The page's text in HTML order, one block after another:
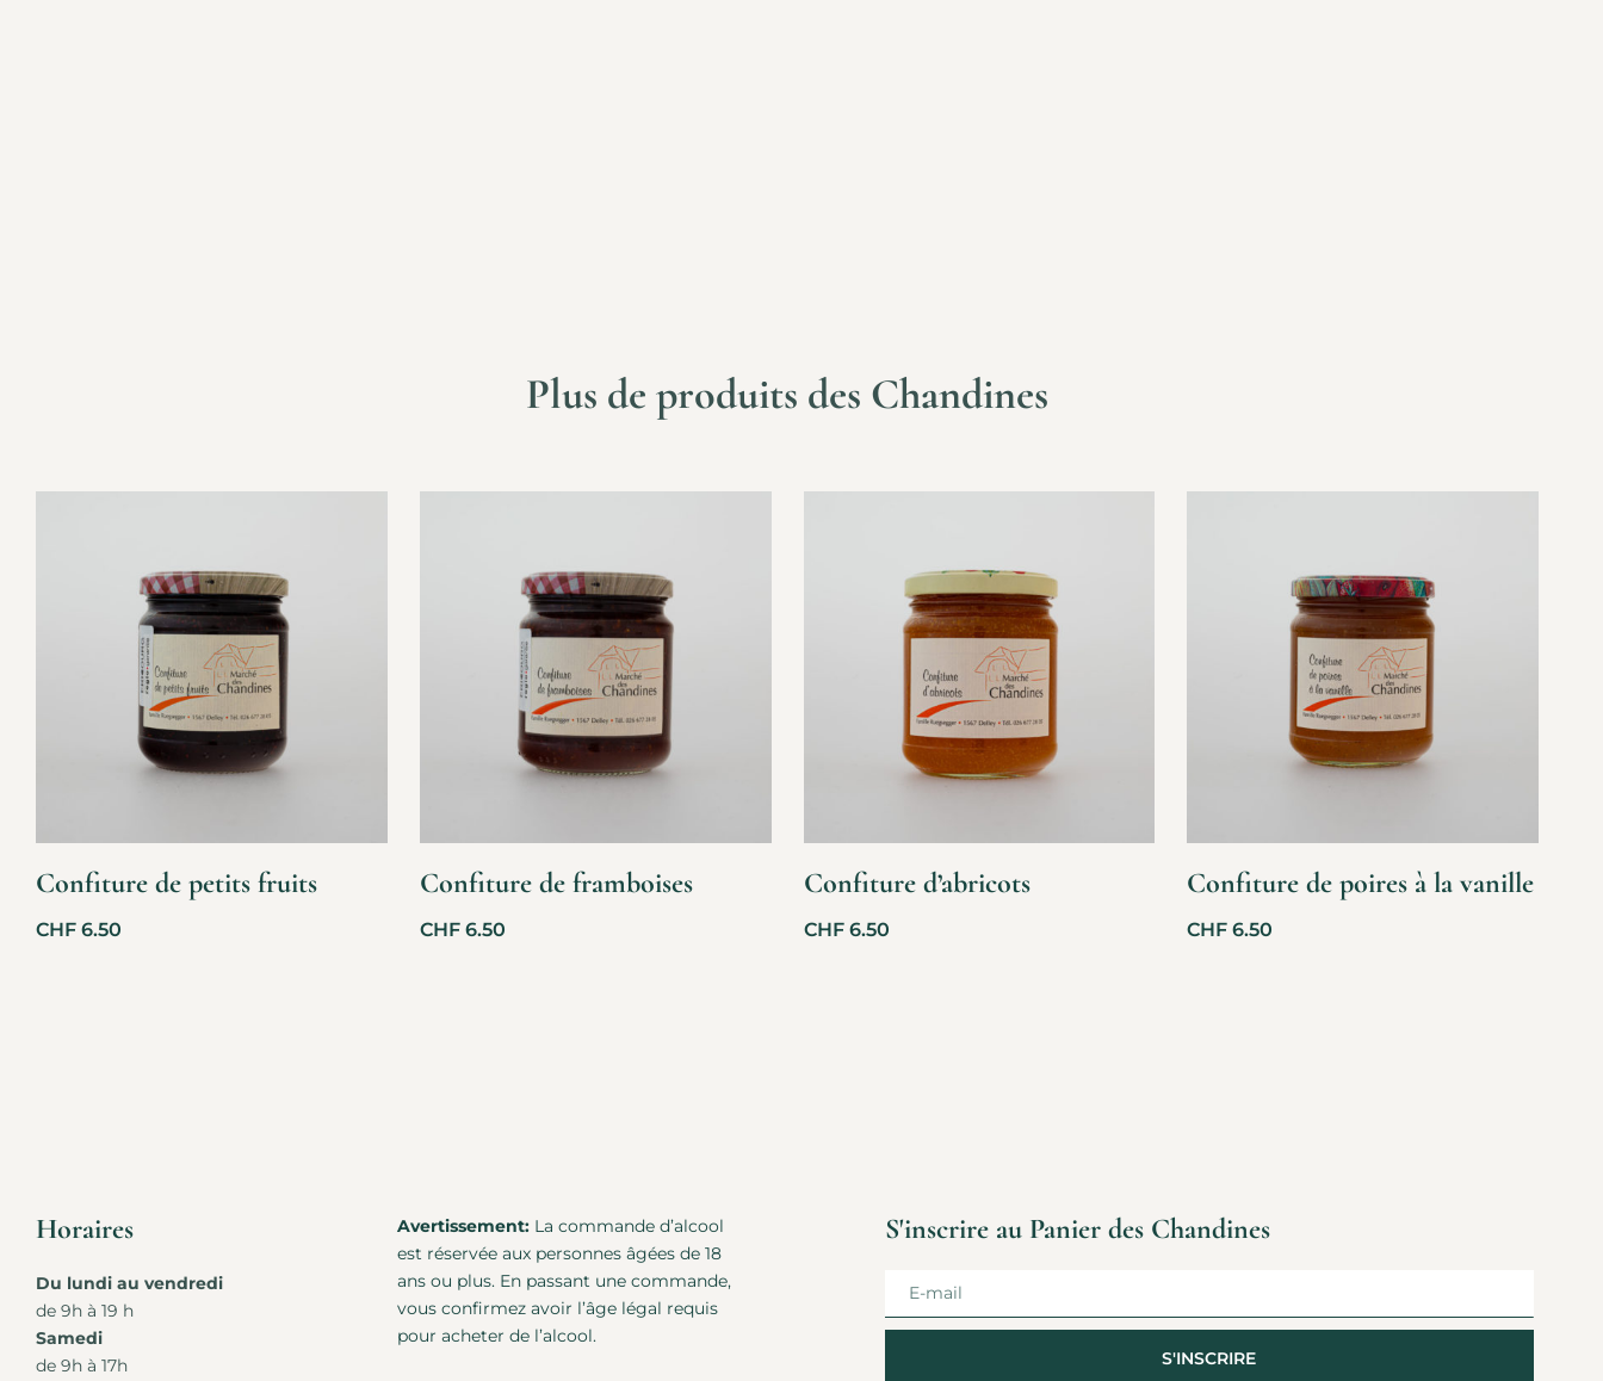
Plus de produits des Chandines
Confiture de petits fruits
CHF 6.50
Confiture de framboises
CHF6.50
Confiture d’abricots
CHF6.50
Confiture de poires à la vanille
CHF 6.50
Horaires
Du lundi au vendredi
de 9h à 19 h
Samedi
de 9h à 17h
Avertissement:La commande d’alcool
est réservée aux personnes âgées de 18
ans ou plus. En passant une commande,
vous confirmez avoir l’âge légal requis
pour acheter de l’alcool.
S'inscrire au Panier des Chandines
S'INSCRIRE